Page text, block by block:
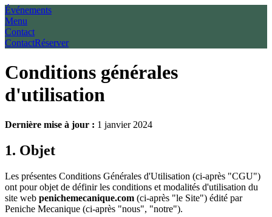
Événements
Menu
Contact
ContactRéserver
Conditions générales
d'utilisation
Dernière mise à jour : 1 janvier 2024
1. Objet
Les présentes Conditions Générales d'Utilisation (ci-après "CGU")
ont pour objet de définir les conditions et modalités d'utilisation du
site web penichemecanique.com (ci-après "le Site") édité par
Peniche Mecanique (ci-après "nous", "notre").